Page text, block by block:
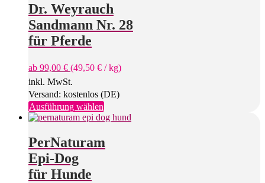
Dr. Weyrauch
Sandmann Nr. 28
für Pferde
ab 99,00 € (49,50 € /kg)
inkl. MwSt.
Versand: kostenlos (DE)
Ausführung wählenDieses
Produkt
mehrere
Varianten
PerNaturam
Epi-Dog
für Hunde